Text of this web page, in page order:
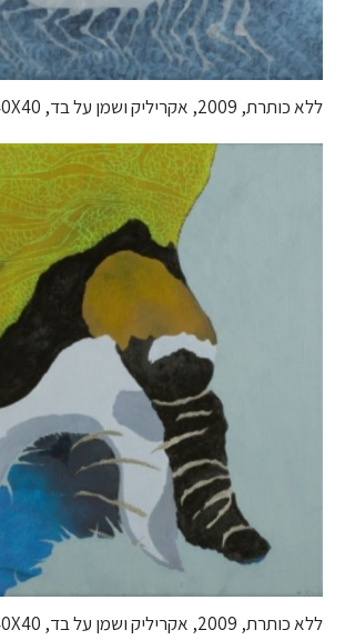
ללא כותרת, 2009, אקריליק ושמן על בד, 40X40 ס''מ
ללא כותרת, 2009, אקריליק ושמן על בד, 40X40 ס''מ